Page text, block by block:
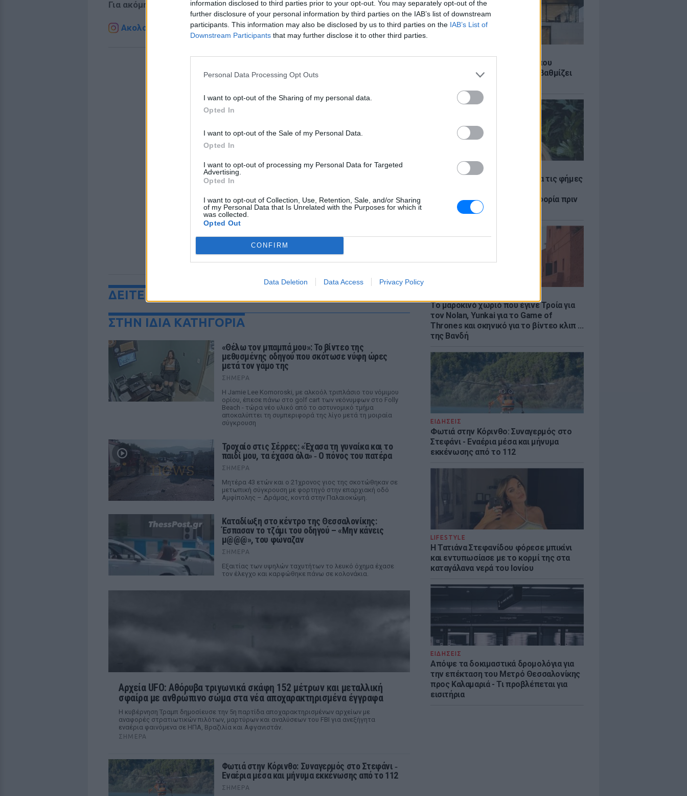
information disclosed to third parties prior to your opt-out. You may separately opt-out of the
further disclosure of your personal information by third parties on the IAB’s list of downstream
participants. This information may also be disclosed by us to third parties on the IAB’s List of
Downstream Participants that may further disclose it to other third parties.
Personal Data Processing Opt Outs
I want to opt-out of the Sharing of my personal data.
Opted In
I want to opt-out of the Sale of my Personal Data.
Opted In
I want to opt-out of processing my Personal Data for Targeted
Advertising.
Opted In
I want to opt-out of Collection, Use, Retention, Sale, and/or Sharing
of my Personal Data that Is Unrelated with the Purposes for which it
was collected.
Opted Out
CONFIRM
Data Deletion Data Access Privacy Policy
Θερμοπλαστική: Καινοτομία που
εξοικονομεί ενέργεια και αναβαθμίζει
LIFESTYLE
Η Ελένη Βουλγαράκη ξεσπά για τις φήμες
«Διασταυρώστε καμία πληροφορία πριν
εκτοξεύσετε τη βλακεία σας»
Το μαροκινό χωριό που έγινε Τροία για
τον Nolan, Yunkai για το Game of
Thrones και σκηνικό για το βίντεο κλιπ ...
της Βανδή
ΕΙΔΗΣΕΙΣ
Φωτιά στην Κόρινθο: Συναγερμός στο
Στεφάνι - Εναέρια μέσα και μήνυμα
εκκένωσης από το 112
LIFESTYLE
Η Τατιάνα Στεφανίδου φόρεσε μπικίνι
και εντυπωσίασε με το κορμί της στα
καταγάλανα νερά του Ιονίου
ΕΙΔΗΣΕΙΣ
Απόψε τα δοκιμαστικά δρομολόγια για
την επέκταση του Μετρό Θεσσαλονίκης
προς Καλαμαριά - Τι προβλέπεται για
εισιτήρια
Για ακόμη περισσότερανέα, μπείτε στηνροή ειδήσεωντου E-Daily.gr
Ακολουθήστε το E-Radio.gr και στο Instagram
ΔΕΙΤΕ ΕΠΙΣΗΣ
ΣΤΗΝ ΙΔΙΑ ΚΑΤΗΓΟΡΙΑ
«Θέλω τον μπαμπά μου»: Το βίντεο της
μεθυσμένης οδηγού που σκότωσε νύφη ώρες
μετά τον γάμο της
ΣΉΜΕΡΑ
Η Jamie Lee Komoroski, με αλκοόλ τριπλάσιο του νόμιμου
ορίου, έπεσε πάνω στο golf cart των νεόνυμφων στο Folly
Beach - τώρα νέο υλικό από το αστυνομικό τμήμα
αποκαλύπτει τη συμπεριφορά της λίγο μετά τη μοιραία
σύγκρουση
Τροχαίο στις Σέρρες: «Έχασα τη γυναίκα και το
παιδί μου, τα έχασα όλα» ‑ Ο πόνος του πατέρα
ΣΉΜΕΡΑ
Μητέρα 43 ετών και ο 21χρονος γιος της σκοτώθηκαν σε
μετωπική σύγκρουση με φορτηγό στην επαρχιακή οδό
Αμφίπολης – Δράμας, κοντά στην Παλαιοκώμη.
Καταδίωξη στο κέντρο της Θεσσαλονίκης:
Έσπασαν το τζάμι του οδηγού – «Μην κάνεις
μ@@@», του φώναζαν
ΣΉΜΕΡΑ
Εξαιτίας των υψηλών ταχυτήτων το λευκό όχημα έχασε
τον έλεγχο και καρφώθηκε πάνω σε κολονάκια.
Αρχεία UFO: Αθόρυβα τριγωνικά σκάφη 152 μέτρων και μεταλλική
σφαίρα με ανθρώπινο σώμα στα νέα αποχαρακτηρισμένα έγγραφα
Η κυβέρνηση Τραμπ δημοσίευσε την 5η παρτίδα αποχαρακτηρισμένων αρχείων με
αναφορές στρατιωτικών πιλότων, μαρτύρων και αναλύσεων του FBI για ανεξήγητα
εναέρια φαινόμενα σε ΗΠΑ, Βραζιλία και Αφγανιστάν.
ΣΉΜΕΡΑ
Φωτιά στην Κόρινθο: Συναγερμός στο Στεφάνι ‑
Εναέρια μέσα και μήνυμα εκκένωσης από το 112
ΣΉΜΕΡΑ